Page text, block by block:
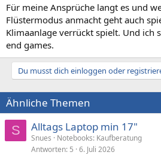
Für meine Ansprüche langt es und
Flüstermodus anmacht geht auch
Klimaanlage verrückt spielt. Und ich
end games.
Du musst dich einloggen oder
Ähnliche Themen
S Alltags Laptop min 17"
Snues
Notebooks: Kaufberatung
Antworten 5 6. Juli 2026